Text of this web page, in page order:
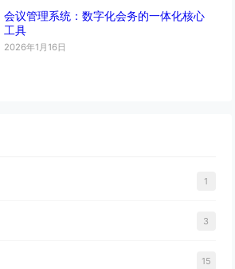
会议管理系统：数字化会务的一体化核心
工具
2026年1月16日
1
3
15